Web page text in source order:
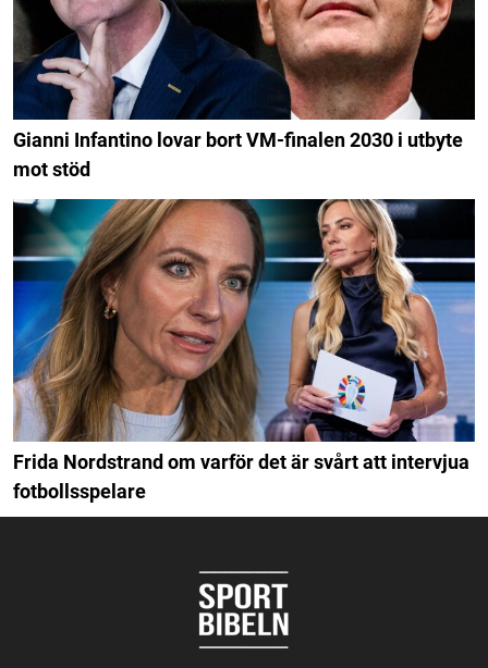
Gianni Infantino lovar bort VM-finalen 2030 i utbyte
mot stöd
Frida Nordstrand om varför det är svårt att intervjua
fotbollsspelare